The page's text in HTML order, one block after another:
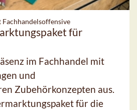
für
im Fachhandel mit
und
Zubehörkonzepten aus.
für die